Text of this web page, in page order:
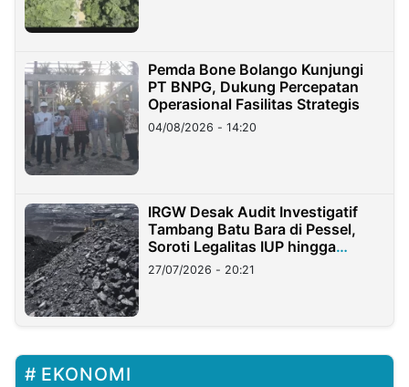
Pemda Bone Bolango Kunjungi
PT BNPG, Dukung Percepatan
Operasional Fasilitas Strategis
04/08/2026 - 14:20
IRGW Desak Audit Investigatif
Tambang Batu Bara di Pessel,
Soroti Legalitas IUP hingga
Stockpile
27/07/2026 - 20:21
EKONOMI